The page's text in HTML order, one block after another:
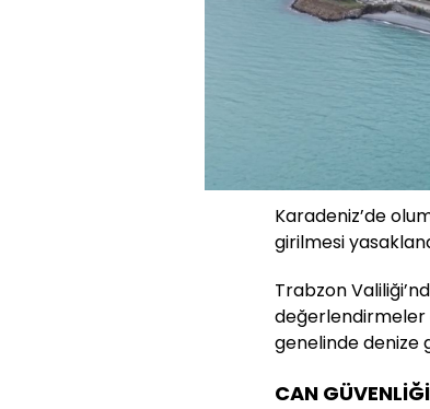
Karadeniz’de
girilmesi
Trabzon
değerlendirmeler
genelinde denize
CAN